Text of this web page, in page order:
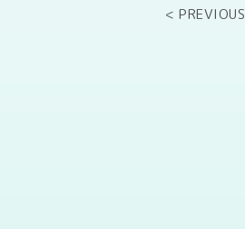
< PREVIOUS